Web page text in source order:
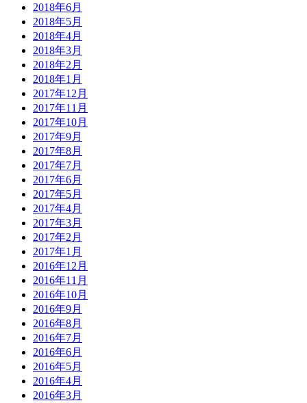
2018年6月
2018年5月
2018年4月
2018年3月
2018年2月
2018年1月
2017年12月
2017年11月
2017年10月
2017年9月
2017年8月
2017年7月
2017年6月
2017年5月
2017年4月
2017年3月
2017年2月
2017年1月
2016年12月
2016年11月
2016年10月
2016年9月
2016年8月
2016年7月
2016年6月
2016年5月
2016年4月
2016年3月